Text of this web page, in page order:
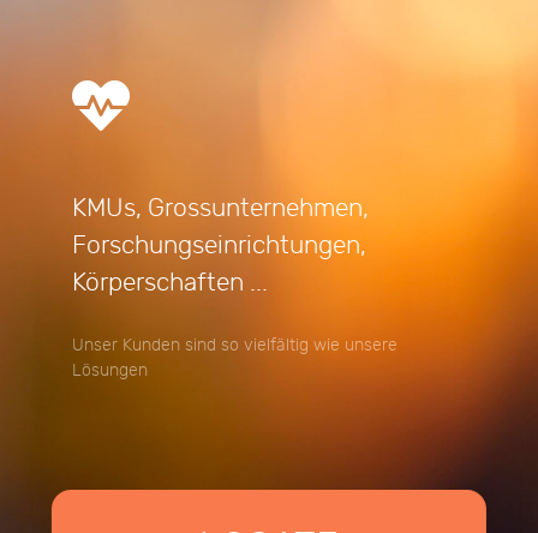
KMUs, Grossunternehmen,
Forschungseinrichtungen,
Körperschaften ...
Unser Kunden sind so vielfältig wie unsere
Lösungen